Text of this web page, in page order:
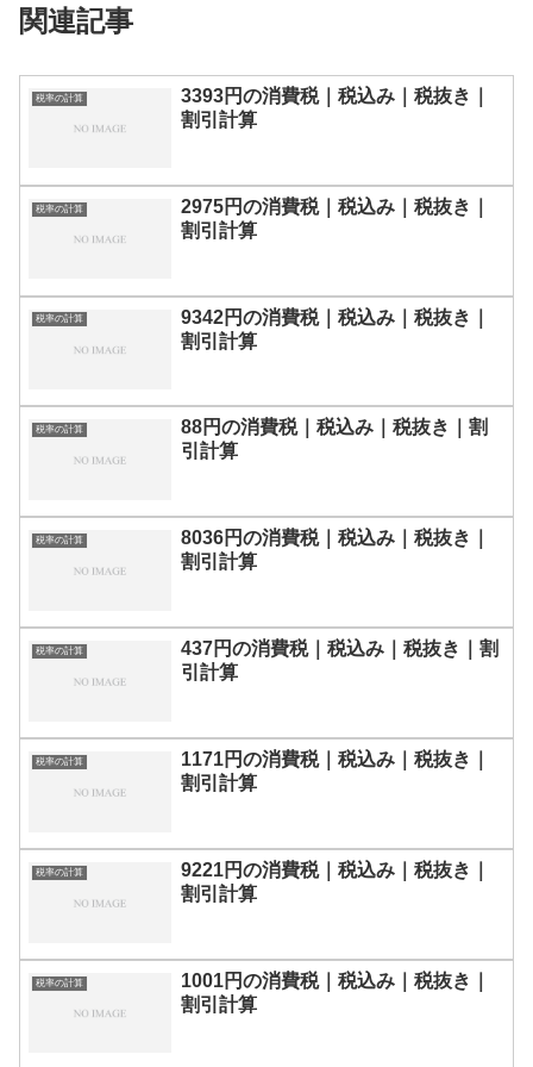
関連記事
税率の計算
3393円の消費税｜税込み｜税抜き｜
割引計算
税率の計算
2975円の消費税｜税込み｜税抜き｜
割引計算
税率の計算
9342円の消費税｜税込み｜税抜き｜
割引計算
税率の計算
88円の消費税｜税込み｜税抜き｜割
引計算
税率の計算
8036円の消費税｜税込み｜税抜き｜
割引計算
税率の計算
437円の消費税｜税込み｜税抜き｜割
引計算
税率の計算
1171円の消費税｜税込み｜税抜き｜
割引計算
税率の計算
9221円の消費税｜税込み｜税抜き｜
割引計算
税率の計算
1001円の消費税｜税込み｜税抜き｜
割引計算